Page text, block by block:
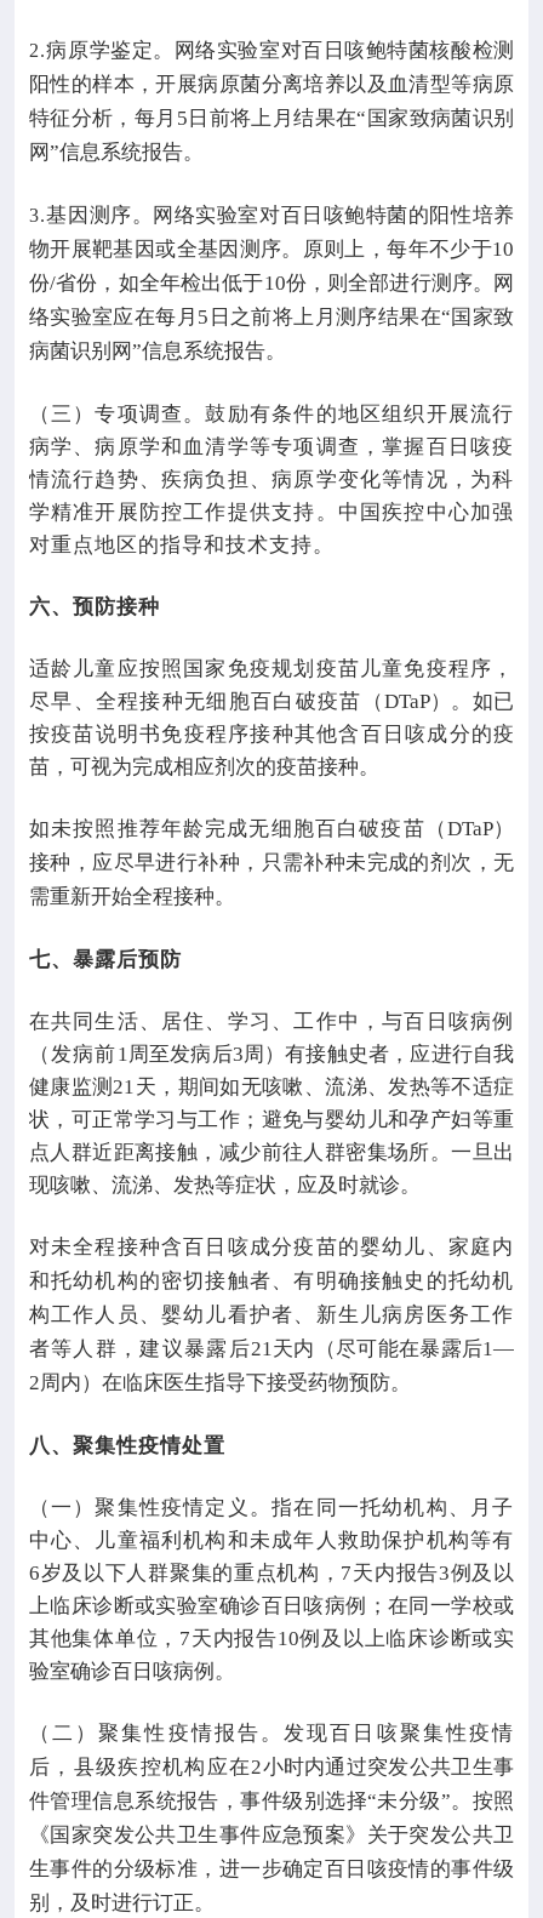
2.病原学鉴定。网络实验室对百日咳鲍特菌核酸检测
阳性的样本，开展病原菌分离培养以及血清型等病原
特征分析，每月 5 日前将上月结果在“国家致病菌识别
网”信息系统报告。
3.基因测序。网络实验室对百日咳鲍特菌的阳性培养
物开展靶基因或全基因测序。原则上，每年不少于10
份/省份，如全年检出低于10份，则全部进行测序。网
络实验室应在每月 5 日之前将上月测序结果在“国家致
病菌识别网”信息系统报告。
（三）专项调查。鼓励有条件的地区组织开展流行
病学、病原学和血清学等专项调查，掌握百日咳疫
情流行趋势、疾病负担、病原学变化等情况，为科
学精准开展防控工作提供支持。中国疾控中心加强
对重点地区的指导和技术支持。
六、预防接种
适龄儿童应按照国家免疫规划疫苗儿童免疫程序，
尽早、全程接种无细胞百白破疫苗（DTaP）。如已
按疫苗说明书免疫程序接种其他含百日咳成分的疫
苗，可视为完成相应剂次的疫苗接种。
如未按照推荐年龄完成无细胞百白破疫苗（DTaP）
接种，应尽早进行补种，只需补种未完成的剂次，无
需重新开始全程接种。
七、暴露后预防
在共同生活、居住、学习、工作中，与百日咳病例
（发病前1 周至发病后3周）有接触史者，应进行自我
健康监测 21 天，期间如无咳嗽、流涕、发热等不适症
状，可正常学习与工作；避免与婴幼儿和孕产妇等重
点人群近距离接触，减少前往人群密集场所。一旦出
现咳嗽、流涕、发热等症状，应及时就诊。
对未全程接种含百日咳成分疫苗的婴幼儿、家庭内
和托幼机构的密切接触者、有明确接触史的托幼机
构工作人员、婴幼儿看护者、新生儿病房医务工作
者等人群，建议暴露后21 天内（尽可能在暴露后1—
2周内）在临床医生指导下接受药物预防。
八、聚集性疫情处置
（一）聚集性疫情定义。指在同一托幼机构、月子
中心、儿童福利机构和未成年人救助保护机构等有
6岁及以下人群聚集的重点机构， 7天内报告3例及以
上临床诊断或实验室确诊百日咳病例；在同一学校或
其他集体单位， 7天内报告10例及以上临床诊断或实
验室确诊百日咳病例。
（二）聚集性疫情报告。发现百日咳聚集性疫情
后，县级疾控机构应在2小时内通过突发公共卫生事
件管理信息系统报告，事件级别选择“未分级”。按照
《国家突发公共卫生事件应急预案》关于突发公共卫
生事件的分级标准，进一步确定百日咳疫情的事件级
别，及时进行订正。